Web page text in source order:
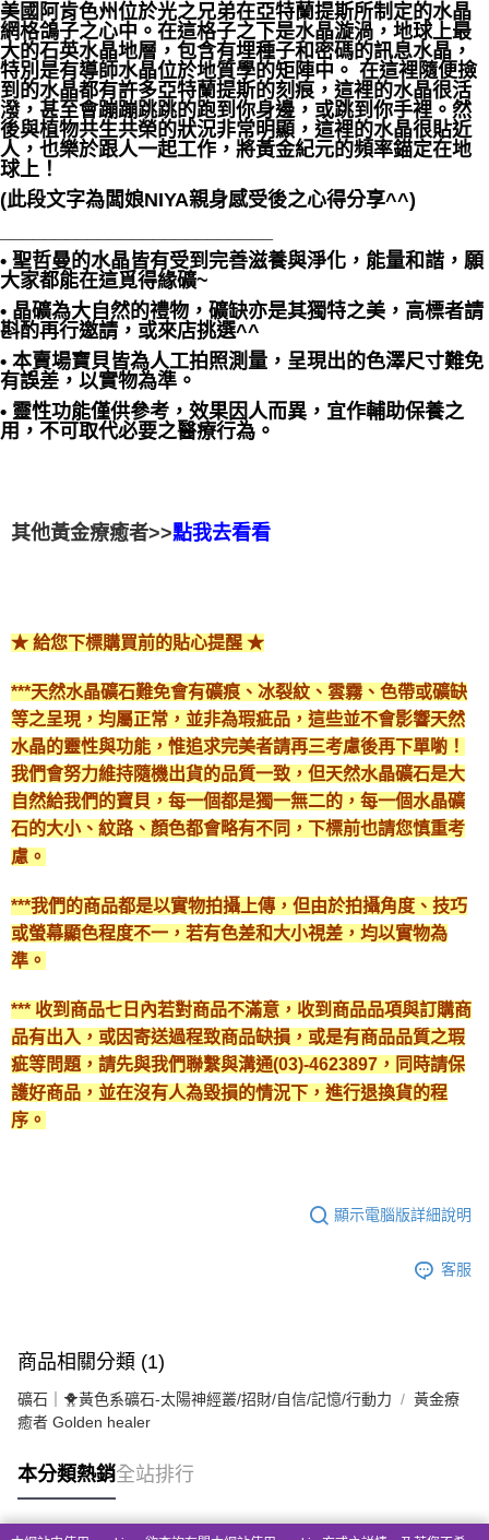
美國阿肯色州位於光之兄弟在亞特蘭提斯所制定的水晶
網格鴿子之心中。在這格子之下是水晶漩渦，地球上最
大的石英水晶地層，包含有埋種子和密碼的訊息水晶，
特別是有導師水晶位於地質學的矩陣中。 在這裡隨便撿
到的水晶都有許多亞特蘭提斯的刻痕，這裡的水晶很活
潑，甚至會蹦蹦跳跳的跑到你身邊，或跳到你手裡。然
後與植物共生共榮的狀況非常明顯，這裡的水晶很貼近
人，也樂於跟人一起工作，將黃金紀元的頻率錨定在地
球上！
(此段文字為闆娘NIYA親身感受後之心得分享^^)
• 聖哲曼的水晶皆有受到完善滋養與淨化，能量和諧，願
大家都能在這覓得緣礦~
• 晶礦為大自然的禮物，礦缺亦是其獨特之美，高標者請
斟酌再行邀請，或來店挑選^^
• 本賣場寶貝皆為人工拍照測量，呈現出的色澤尺寸難免
有誤差，以實物為準。
• 靈性功能僅供參考，效果因人而異，宜作輔助保養之
用，不可取代必要之醫療行為。
其他黃金療癒者>>點我去看看
★ 給您下標購買前的貼心提醒 ★
***天然水晶礦石難免會有礦痕、冰裂紋、雲霧、色帶或礦缺
等之呈現，均屬正常，並非為瑕疵品，這些並不會影響天然
水晶的靈性與功能，惟追求完美者請再三考慮後再下單喲！
我們會努力維持隨機出貨的品質一致，但天然水晶礦石是大
自然給我們的寶貝，每一個都是獨一無二的，每一個水晶礦
石的大小、紋路、顏色都會略有不同，下標前也請您慎重考
慮。
***我們的商品都是以實物拍攝上傳，但由於拍攝角度、技巧
或螢幕顯色程度不一，若有色差和大小視差，均以實物為
準。
*** 收到商品七日內若對商品不滿意，收到商品品項與訂購商
品有出入，或因寄送過程致商品缺損，或是有商品品質之瑕
疵等問題，請先與我們聯繫與溝通(03)-4623897，同時請保
護好商品，並在沒有人為毀損的情況下，進行退換貨的程
序。
顯示電腦版詳細說明
客服
商品相關分類 (1)
礦石｜🐥黃色系礦石-太陽神經叢/招財/自信/記憶/行動力
黃金療
癒者 Golden healer
本分類熱銷全站排行